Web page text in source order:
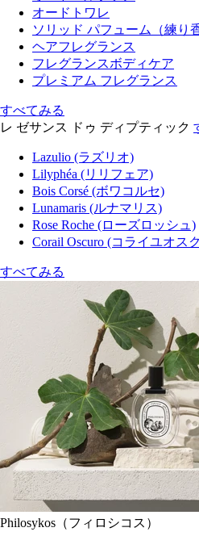
オードトワレ
ソリッド パフューム（練り
ヘアフレグランス
フレグランスボディケア
プレミアム フレグランス
すべてみる
レ ゼサンス ドゥ ディプティック
Lazulio (ラズリオ)
Lilyphéa (リリフェア)
Bois Corsé (ボワコルセ)
Lunamaris (ルナマリス)
Rose Roche (ローズロッシュ)
Corail Oscuro (コライユオス
すべてみる
Philosykos（フィロシコス）